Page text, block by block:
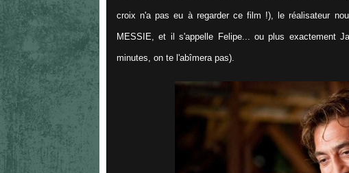
croix n'a pas eu à regarder ce film !), le réalisateur
MESSIE, et il s'appelle Felipe... ou plus exactement
minutes, on te l'abîmera pas).